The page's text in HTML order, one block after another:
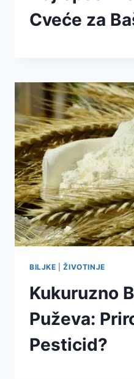
Cveće za
BILJKE |ŽIVOTINJE
Kukuruzno
Puževa:
Pesticid?